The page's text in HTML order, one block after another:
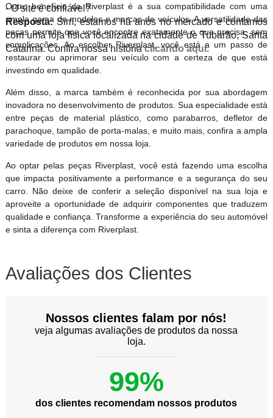
- O site é confiável?
Resposta: Sim, estamos há anos no mercado e contamos
com uma loja física localizada na cidade de Tubarão, Santa
Catarina. Confira nossa históriaclicando aqui.
Outro benefício da Riverplast é a sua compatibilidade com uma
ampla gama de modelos e marcas de veículos. A versatilidade das
peças permite que você encontre exatamente o que precisa, sem
complicações. Ao escolher Riverplast, você está a um passo de
restaurar ou aprimorar seu veículo com a certeza de que está
investindo em qualidade.
Além disso, a marca também é reconhecida por sua abordagem
inovadora no desenvolvimento de produtos. Sua especialidade está
entre peças de material plástico, como parabarros, defletor de
parachoque, tampão de porta-malas, e muito mais, confira a ampla
variedade de produtos em nossa loja.
Ao optar pelas peças Riverplast, você está fazendo uma escolha
que impacta positivamente a performance e a segurança do seu
carro. Não deixe de conferir a seleção disponível na sua loja e
aproveite a oportunidade de adquirir componentes que traduzem
qualidade e confiança. Transforme a experiência do seu automóvel
e sinta a diferença com Riverplast.
Avaliações dos Clientes
Nossos clientes falam por nós!
veja algumas avaliações de produtos da nossa
loja.
99%
dos clientes recomendam nossos produtos